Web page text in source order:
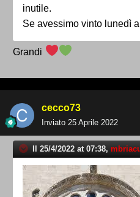
inutile.
Se avessimo vinto lunedì
Grandi
cecco73
Inviato 25 Aprile 2022
Il 25/4/2022 at 07:38,